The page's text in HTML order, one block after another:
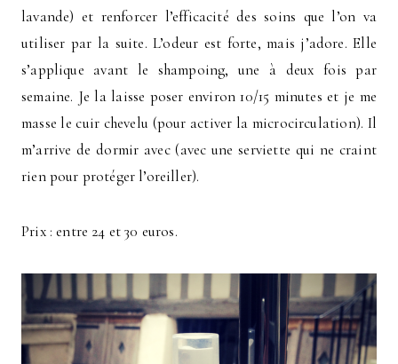
lavande) et renforcer l’efficacité des soins que l’on va
utiliser par la suite. L’odeur est forte, mais j’adore. Elle
s’applique avant le shampoing, une à deux fois par
semaine. Je la laisse poser environ 10/15 minutes et je me
masse le cuir chevelu (pour activer la microcirculation). Il
m’arrive de dormir avec (avec une serviette qui ne craint
rien pour protéger l’oreiller).
Prix : entre 24 et 30 euros.